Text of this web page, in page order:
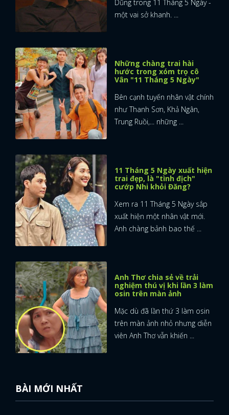
Dũng trong 11 Tháng 5 Ngày -
một vai sở khanh. ...
Những chàng trai hài
hước trong xóm trọ cô
Vân "11 Tháng 5 Ngày"
Bên cạnh tuyến nhân vật chính
như Thanh Sơn, Khả Ngân,
Trung Ruồi,... những ...
11 Tháng 5 Ngày xuất hiện
trai đẹp, là "tình địch"
cướp Nhi khỏi Đăng?
Xem ra 11 Tháng 5 Ngày sắp
xuất hiện một nhân vật mới.
Anh chàng bảnh bao thế ...
Anh Thơ chia sẻ về trải
nghiệm thú vị khi lần 3 làm
osin trên màn ảnh
Mặc dù đã lần thứ 3 làm osin
trên màn ảnh nhỏ nhưng diễn
viên Anh Thơ vẫn khiến ...
BÀI MỚI NHẤT